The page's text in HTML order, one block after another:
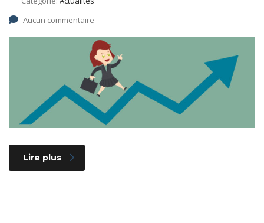
Aucun commentaire
Lire plus